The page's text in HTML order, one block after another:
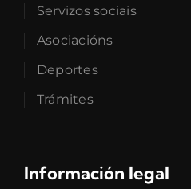
Servizos sociais
Asociacións
Deportes
Trámites
Información legal